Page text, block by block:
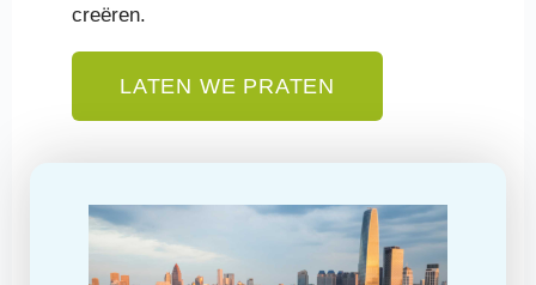
creëren.
LATEN WE PRATEN